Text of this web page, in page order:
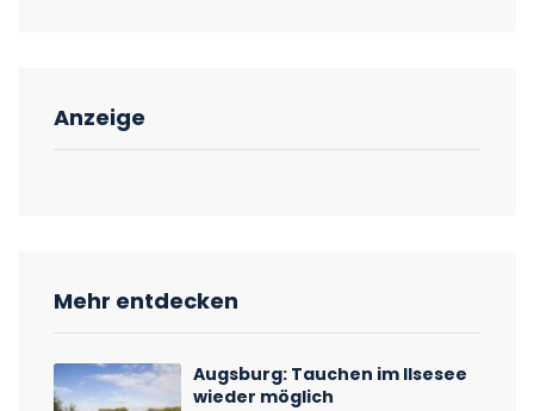
Anzeige
Mehr entdecken
Augsburg: Tauchen im Ilsesee
wieder möglich